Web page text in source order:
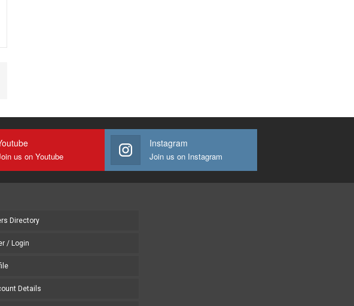
us on Youtube
Instagram
Join us on Instagram
Directory
/ Login
Details